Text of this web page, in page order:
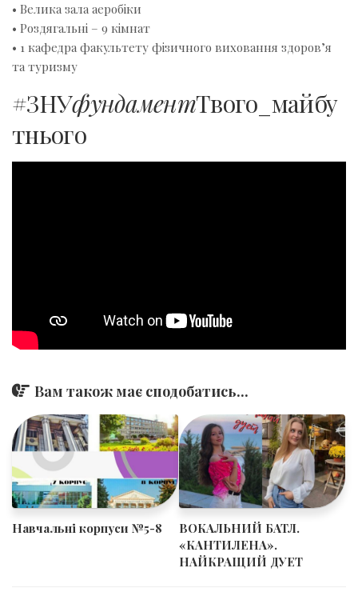
• Велика зала аеробіки
• Роздягальні – 9 кімнат
• 1 кафедра факультету фізичного виховання здоров’я
та туризму
#ЗНУфундаментТвого_майбу
тнього
Вам також має сподобатись...
Навчальні корпуси №5-8
ВОКАЛЬНИЙ БАТЛ.
«КАНТИЛЕНА».
НАЙКРАЩИЙ ДУЕТ